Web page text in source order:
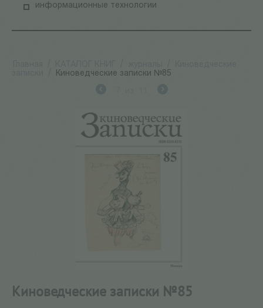
информационные технологии
Киноведческие записки №85
Киноведческие записки №85